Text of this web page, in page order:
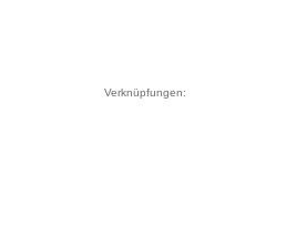
Verknüpfungen: